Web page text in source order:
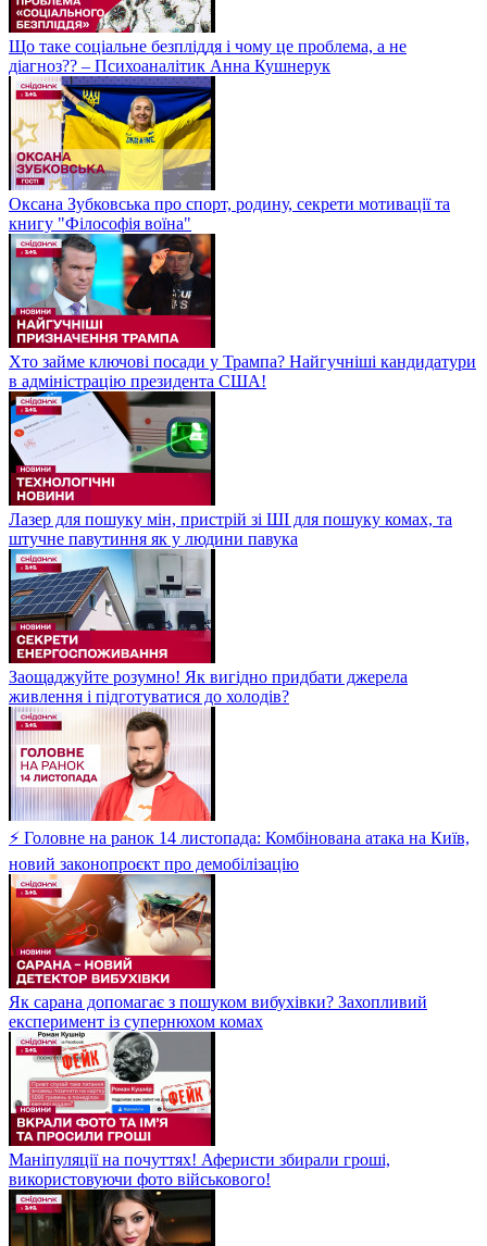
Що таке соціальне безпліддя і чому це проблема, а не
діагноз?? – Психоаналітик Анна Кушнерук
Оксана Зубковська про спорт, родину, секрети мотивації та
книгу "Філософія воїна"
Хто займе ключові посади у Трампа? Найгучніші кандидатури
в адміністрацію президента США!
Лазер для пошуку мін, пристрій зі ШІ для пошуку комах, та
штучне павутиння як у людини павука
Заощаджуйте розумно! Як вигідно придбати джерела
живлення і підготуватися до холодів?
⚡ Головне на ранок 14 листопада: Комбінована атака на Київ,
новий законопроєкт про демобілізацію
Як сарана допомагає з пошуком вибухівки? Захопливий
експеримент із супернюхом комах
Маніпуляції на почуттях! Аферисти збирали гроші,
використовуючи фото військового!